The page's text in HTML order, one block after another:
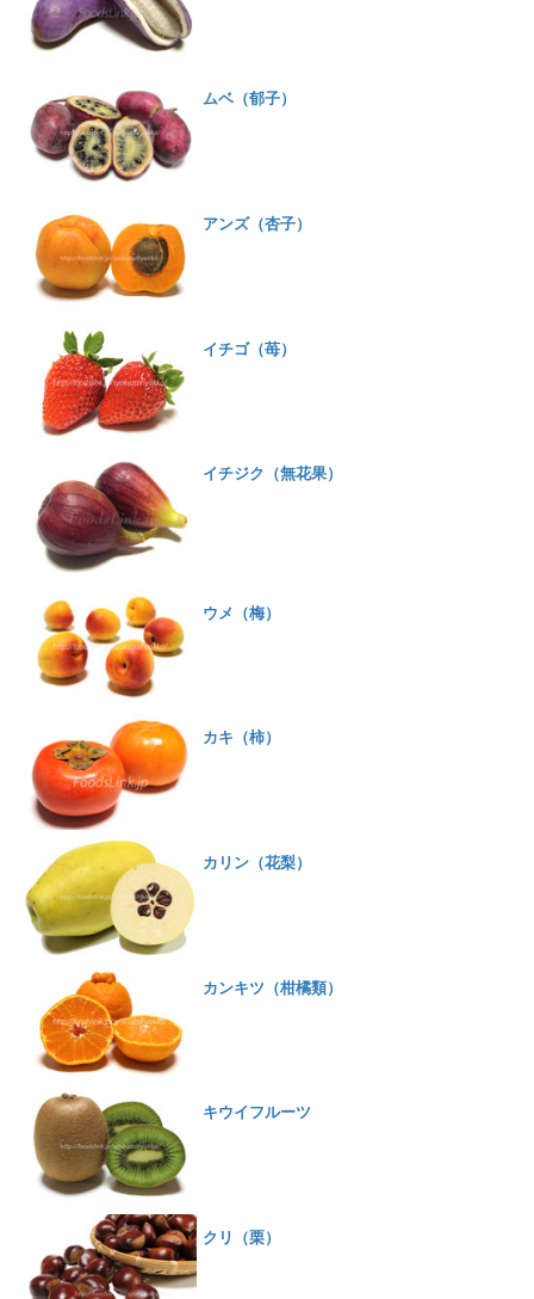
ムベ（郁子）
アンズ（杏子）
イチゴ（苺）
イチジク（無花果）
ウメ（梅）
カキ（柿）
カリン（花梨）
カンキツ（柑橘類）
キウイフルーツ
クリ（栗）